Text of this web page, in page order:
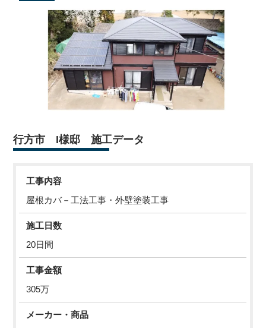
行方市 I様邸 施工データ
工事内容
屋根カバ－工法工事・外壁塗装工事
施工日数
20日間
工事金額
305万
メーカー・商品